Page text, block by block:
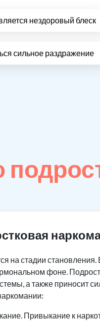
нездоровый блеск
сильное раздражение
на стадии
фоне.
а также приносит
Привыкание к